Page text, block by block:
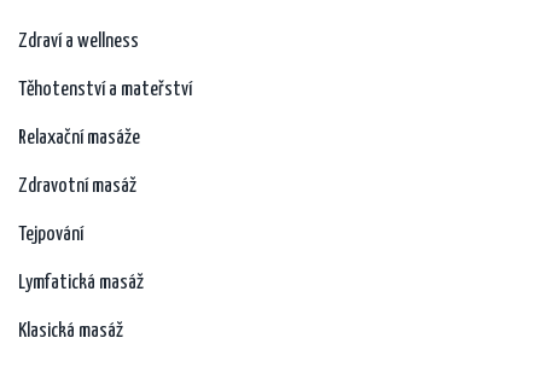
Zdraví a wellness
Těhotenství a mateřství
Relaxační masáže
Zdravotní masáž
Tejpování
Lymfatická masáž
Klasická masáž